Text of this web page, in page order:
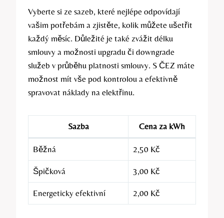
Vyberte si ze sazeb, které‍ nejlépe⁤ odpovídají
vašim potřebám a zjistěte,⁣ kolik můžete ušetřit
každý měsíc.​ Důležité je⁣ také zvážit délku
smlouvy a ⁢možnosti upgradu či downgrade
služeb v průběhu platnosti smlouvy. S⁤ ČEZ máte
možnost mít vše pod kontrolou a‍ efektivně
spravovat náklady na elektřinu.
Sazba Cena za ⁤kWh
Běžná 2,50 Kč
Špičková 3,00 Kč
Energeticky efektivní 2,00 Kč